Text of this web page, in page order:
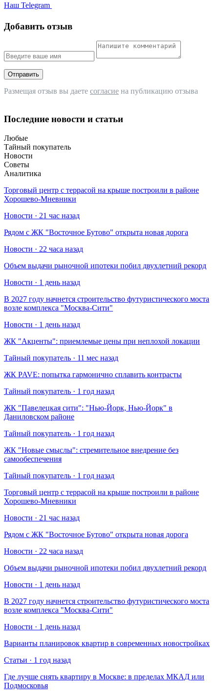
Наш Telegram
Добавить отзыв
Отправить
Размещая отзыв вы даете согласие на публикацию отзыва
Последние новости и статьи
Любые
Тайный покупатель
Новости
Советы
Аналитика
Торговый центр с террасой на крыше построили в районе
Хорошево-Мневники
Новости · 21 час назад
Рядом с ЖК "Восточное Бутово" открыта новая дорога
Новости · 22 часа назад
Объем выдачи рыночной ипотеки побил двухлетний рекорд
Новости · 1 день назад
В 2027 году начнется строительство футуристического моста
возле комплекса "Москва-Сити"
Новости · 1 день назад
​ЖК "Акценты": приемлемые цены при неплохой локации
Тайный покупатель · 11 мес назад
​ЖК PAVE: попытка гармонично сплавить контрасты
Тайный покупатель · 1 год назад
​ЖК "Павелецкая сити": "Нью-Йорк, Нью-Йорк" в
Даниловском районе
Тайный покупатель · 1 год назад
​ЖК "Новые смыслы": стремительное внедрение без
самообеспечения
Тайный покупатель · 1 год назад
Торговый центр с террасой на крыше построили в районе
Хорошево-Мневники
Новости · 21 час назад
Рядом с ЖК "Восточное Бутово" открыта новая дорога
Новости · 22 часа назад
Объем выдачи рыночной ипотеки побил двухлетний рекорд
Новости · 1 день назад
В 2027 году начнется строительство футуристического моста
возле комплекса "Москва-Сити"
Новости · 1 день назад
Варианты планировок квартир в современных новостройках
Статьи · 1 год назад
Где лучше снять квартиру в Москве: в пределах МКАД или
Подмосковья